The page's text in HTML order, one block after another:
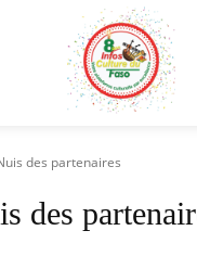
des partenaires
des